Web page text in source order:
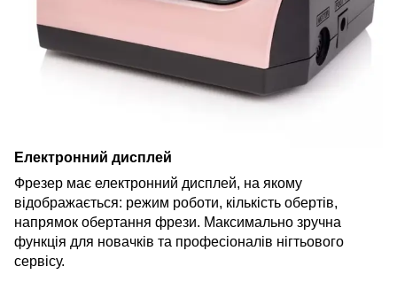
Електронний дисплей
Фрезер має електронний дисплей, на якому
відображається: режим роботи, кількість обертів,
напрямок обертання фрези. Максимально зручна
функція для новачків та професіоналів нігтьового
сервісу.